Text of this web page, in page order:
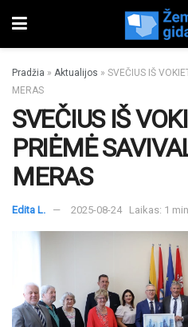
Pradžia » Aktualijos » SVEČIUS IŠ
MERAS
SVEČIUS IŠ
PRIĖMĖ
MERAS
Edita L. 2025-08-24 Laikas: 1